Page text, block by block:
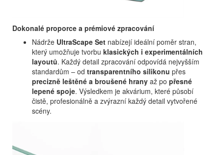
Dokonalé proporce a prémiové zpracování
Nádrže UltraScape Set nabízejí ideální poměr stran,
který umožňuje tvorbu klasických i experimentálních
layoutů. Každý detail zpracování odpovídá nejvyšším
standardům – od transparentního silikonu přes
precizně leštěné a broušené hrany až po přesné
lepené spoje. Výsledkem je akvárium, které působí
čistě, profesionálně a zvýrazní každý detail vytvořené
scény.